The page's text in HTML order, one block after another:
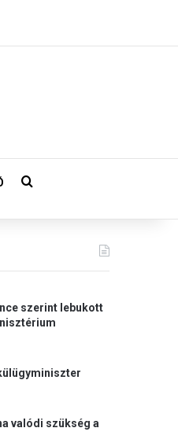
Keresés:
szerint lebukott
valódi szükség a